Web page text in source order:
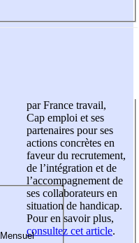
par France travail,
Cap emploi et ses
partenaires pour ses
actions concrètes en
faveur du recrutement,
de l’intégration et de
l’accompagnement de
ses collaborateurs en
situation de handicap.
Pour en savoir plus,
consultez cet article.